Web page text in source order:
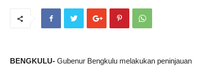
BENGKULU- Gubenur Bengkulu melakukan peninjauan